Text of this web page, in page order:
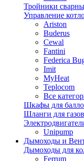
Тройники
Управление
Ariston
Buderus
Cewal
Fantini
Federica
Imit
MyHeat
Teplocom
Все
Шкафы для
Шланги для
Unipump
Дымоходы и
Дымоходы для
Ferrum